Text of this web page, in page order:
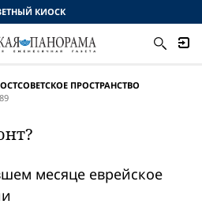
ПРОСТРАНСТВО
месяце еврейское
КИОСК